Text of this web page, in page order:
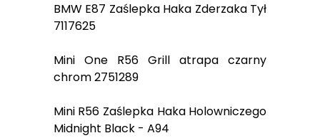
BMW E87 Zaślepka Haka Zderzaka Tył
7117625
Mini One R56 Grill atrapa czarny
chrom 2751289
Mini R56 Zaślepka Haka Holowniczego
Midnight Black - A94